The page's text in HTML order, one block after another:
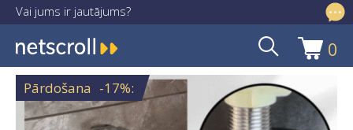
Vai jums ir jautājums?
info@netscroll.lv
Skip
to
navigation
Skip
to
content
0
Pārdošana -17%: